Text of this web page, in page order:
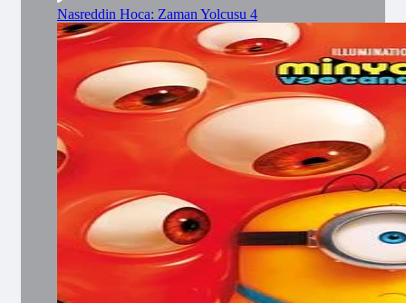
Nasreddin Hoca: Zaman Yolcusu 4